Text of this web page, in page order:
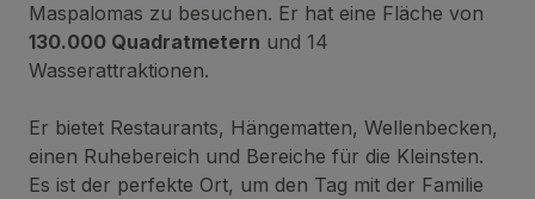
Maspalomas zu besuchen. Er hat eine Fläche von
130.000 Quadratmetern und 14
Wasserattraktionen.
Er bietet Restaurants, Hängematten, Wellenbecken,
einen Ruhebereich und Bereiche für die Kleinsten.
Es ist der perfekte Ort, um den Tag mit der Familie